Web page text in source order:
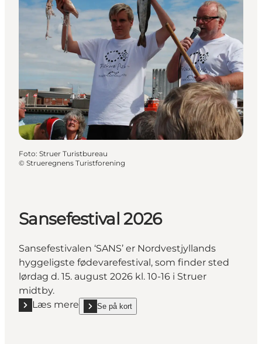
Foto: Struer Turistbureau
© Strueregnens Turistforening
Sansefestival 2026
Sansefestivalen ‘SANS’ er Nordvestjyllands
hyggeligste fødevarefestival, som finder sted
lørdag d. 15. august 2026 kl. 10-16 i Struer
midtby.
Læs mere
Læs mere "Sansefestival 2026"
Se på kort
show Sansefestival 2026 on_map